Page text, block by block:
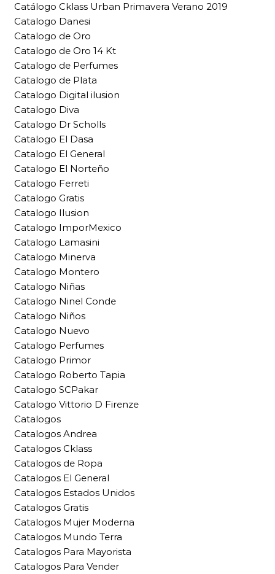
Catálogo Cklass Urban Primavera Verano 2019
Catalogo Danesi
Catalogo de Oro
Catalogo de Oro 14 Kt
Catalogo de Perfumes
Catalogo de Plata
Catalogo Digital ilusion
Catalogo Diva
Catalogo Dr Scholls
Catalogo El Dasa
Catalogo El General
Catalogo El Norteño
Catalogo Ferreti
Catalogo Gratis
Catalogo Ilusion
Catalogo ImporMexico
Catalogo Lamasini
Catalogo Minerva
Catalogo Montero
Catalogo Niñas
Catalogo Ninel Conde
Catalogo Niños
Catalogo Nuevo
Catalogo Perfumes
Catalogo Primor
Catalogo Roberto Tapia
Catalogo SCPakar
Catalogo Vittorio D Firenze
Catalogos
Catalogos Andrea
Catalogos Cklass
Catalogos de Ropa
Catalogos El General
Catalogos Estados Unidos
Catalogos Gratis
Catalogos Mujer Moderna
Catalogos Mundo Terra
Catalogos Para Mayorista
Catalogos Para Vender